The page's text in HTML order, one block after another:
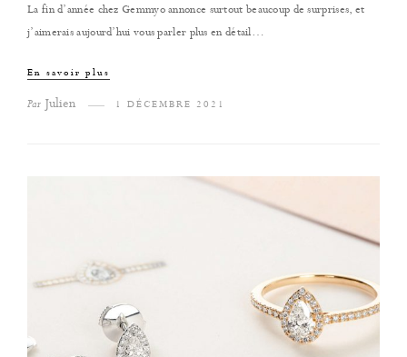
La fin d’année chez Gemmyo annonce surtout beaucoup de surprises, et
j’aimerais aujourd’hui vous parler plus en détail…
En savoir plus
Par Julien 1 DÉCEMBRE 2021